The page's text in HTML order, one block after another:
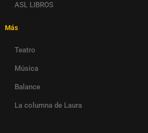
ASL LIBROS
Más
Teatro
Música
Balance
La columna de Laura